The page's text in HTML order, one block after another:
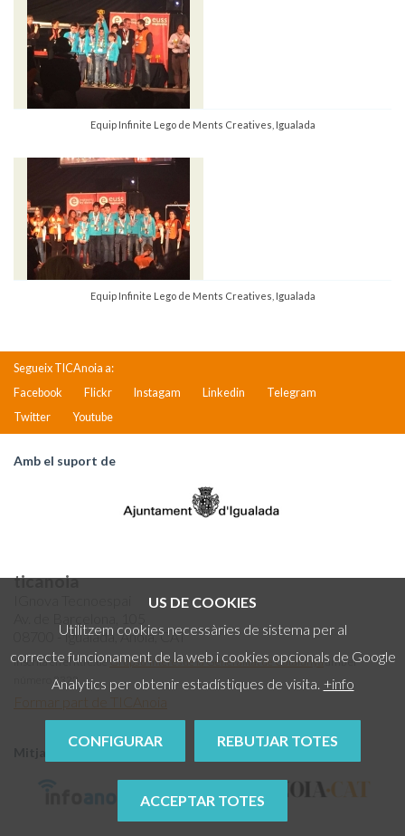
US DE COOKIES
Utilitzem cookies necessàries de sistema per al
correcte funcionament de la web i cookies opcionals de Google
Analytics per obtenir estadístiques de visita. +info
CONFIGURAR REBUTJAR TOTES
ACCEPTAR TOTES
Equip Infinite Lego de Ments Creatives, Igualada
Equip Infinite Lego de Ments Creatives, Igualada
Segueix TICAnoia a:
Facebook
Flickr Instagam Linkedin
Telegram
Twitter
Youtube
Amb el suport de
ticanoia
08700 - Igualada, Anoia, CAT
Inscrita en el Rtre. de Grups d'Interès de la Generalitat de Catalunyaamb el
número 2322